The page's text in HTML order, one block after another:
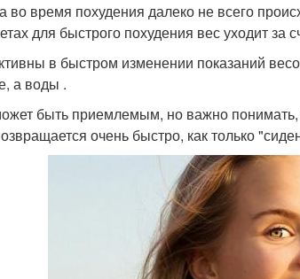
время похудения далеко не всего
для быстрого похудения вес уходит за
в быстром изменении показаний
а воды .
быть приемлемым, но важно
очень быстро, как только